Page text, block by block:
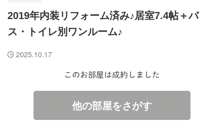
2019年内装リフォーム済み♪居室7.4帖＋バ
ス・トイレ別ワンルーム♪
2025.10.17
このお部屋は成約しました
他の部屋をさがす